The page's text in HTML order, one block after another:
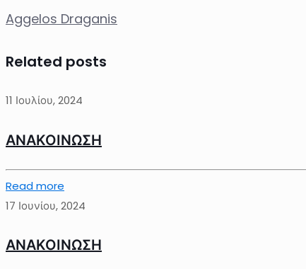
Aggelos Draganis
Related posts
11 Ιουλίου, 2024
ΑΝΑΚΟΙΝΩΣΗ
Read more
17 Ιουνίου, 2024
ΑΝΑΚΟΙΝΩΣΗ